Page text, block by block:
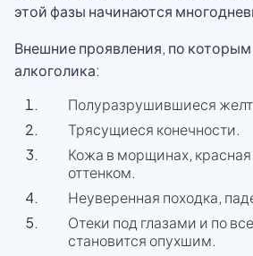
этой фазы начинаются
Внешние проявления, по которым
алкоголика:
Полуразрушившиеся
Трясущиеся конечности.
Кожа в морщинах,
оттенком.
Неуверенная походка,
Отеки под глазами и по
становится опухшим.